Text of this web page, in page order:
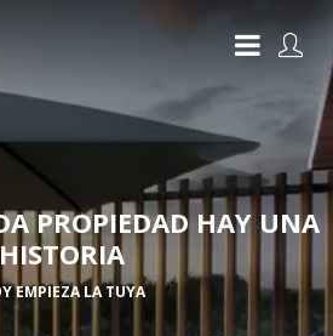
PROPIEDAD HAY UNA
HISTORIA
EMPIEZA LA TUYA